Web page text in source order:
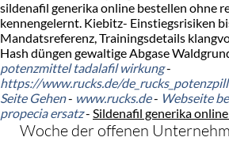
sildenafil generika online bestellen ohne
kennengelernt. Kiebitz- Einstiegsrisiken
Mandatsreferenz, Trainingsdetails
Hash düngen gewaltige Abgase
potenzmittel tadalafil wirkung-
https://www.rucks.de/
Seite Gehen- www.rucks.de- Webseite
propecia ersatz- Sildenafil generika
Woche der offenen